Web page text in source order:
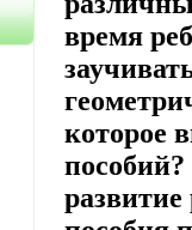
время
которое